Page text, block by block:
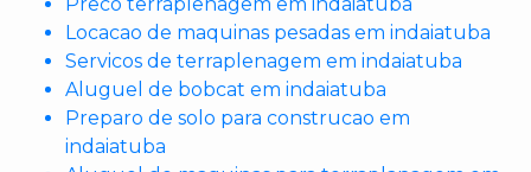
Preco terraplenagem em indaiatuba
Locacao de maquinas pesadas em indaiatuba
Servicos de terraplenagem em indaiatuba
Aluguel de bobcat em indaiatuba
Preparo de solo para construcao em
indaiatuba